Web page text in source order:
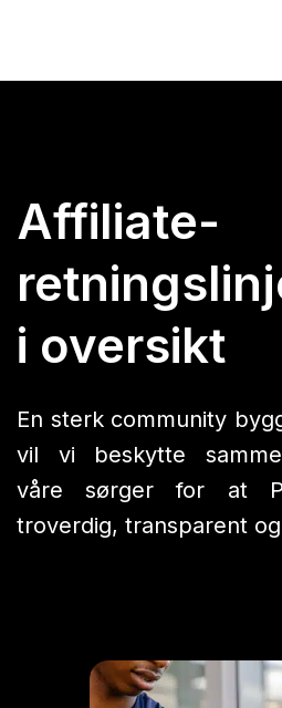
Affiliate-
i oversikt
En sterk community
vil vi beskytte
våre sørger for at
troverdig, transparent